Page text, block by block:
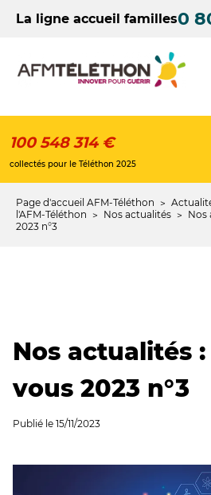
contenuLa ligne accueil familles0
100 548 314 €
collectés pour le Téléthon 2025
Fil
d'Ariane
Page d'accueil AFM-Téléthon
l'AFM-Téléthon
Nos actualités
Nos
2023 n°3
Nos actualités
vous 2023 n°3
Publié le 15/11/2023